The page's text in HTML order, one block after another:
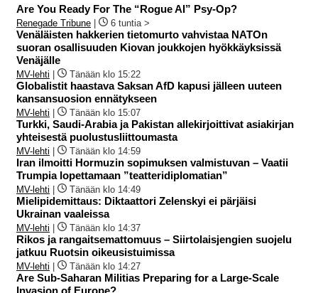
Are You Ready For The “Rogue AI” Psy-Op?
Renegade Tribune 6 tuntia >
Venäläisten hakkerien tietomurto vahvistaa NATOn
suoran osallisuuden Kiovan joukkojen hyökkäyksissä
Venäjälle
MV-lehti Tänään klo 15:22
Globalistit haastava Saksan AfD kapusi jälleen uuteen
kansansuosion ennätykseen
MV-lehti Tänään klo 15:07
Turkki, Saudi-Arabia ja Pakistan allekirjoittivat asiakirjan
yhteisestä puolustusliittoumasta
MV-lehti Tänään klo 14:59
Iran ilmoitti Hormuzin sopimuksen valmistuvan – Vaatii
Trumpia lopettamaan ”teatteridiplomatian”
MV-lehti Tänään klo 14:49
Mielipidemittaus: Diktaattori Zelenskyi ei pärjäisi
Ukrainan vaaleissa
MV-lehti Tänään klo 14:37
Rikos ja rangaitsemattomuus – Siirtolaisjengien suojelu
jatkuu Ruotsin oikeusistuimissa
MV-lehti Tänään klo 14:27
Are Sub-Saharan Militias Preparing for a Large-Scale